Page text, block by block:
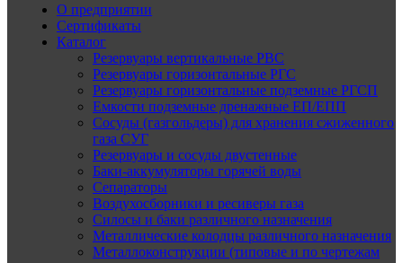
О предприятии
Сертификаты
Каталог
Резервуары вертикальные РВС
Резервуары горизонтальные РГС
Резервуары горизонтальные подземные РГСП
Емкости подземные дренажные ЕП/ЕПП
Сосуды (газгольдеры) для хранения сжиженного
газа СУГ
Резервуары и сосуды двустенные
Баки-аккумуляторы горячей воды
Сепараторы
Воздухосборники и ресиверы газа
Силосы и баки различного назначения
Металлические колодцы различного назначения
Металлоконструкции (типовые и по чертежам